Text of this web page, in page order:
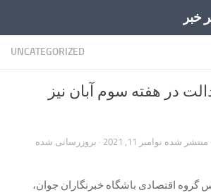
خبر
UNCATEGORIZED
در هفته سوم آبان نیز
· منتشر شده نوامبر 11, 2021
· بروزرسانی شده
گروه اقتصادی باشگاه خبرنگاران جوان،